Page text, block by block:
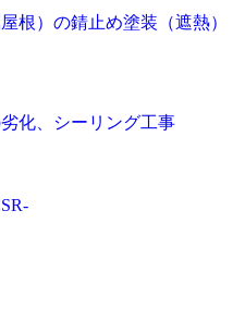
根）の錆止め塗装（遮熱）
化、シーリング工事